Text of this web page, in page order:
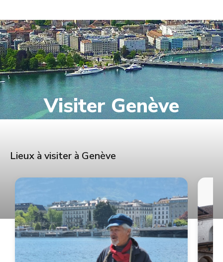
Visiter Genève
Lieux à visiter à Genève